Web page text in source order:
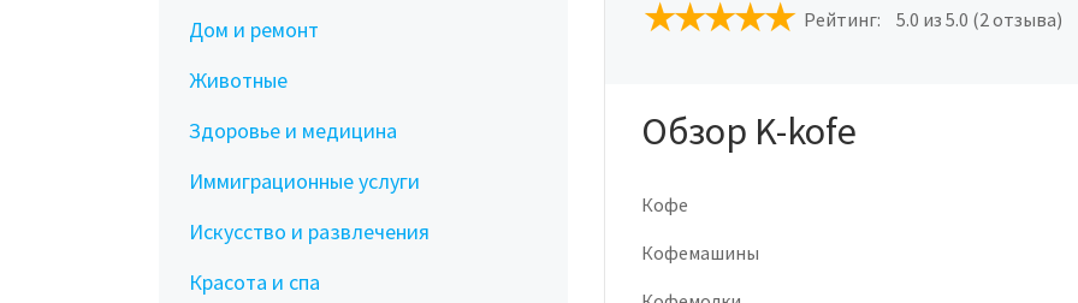
Рейтинг: 5.0 из 5.0 (2 отзыва)
Обзор K-kofe
Кофе
Кофемашины
Дом и ремонт
Животные
Здоровье и медицина
Иммиграционные услуги
Искусство и развлечения
Красота и спа